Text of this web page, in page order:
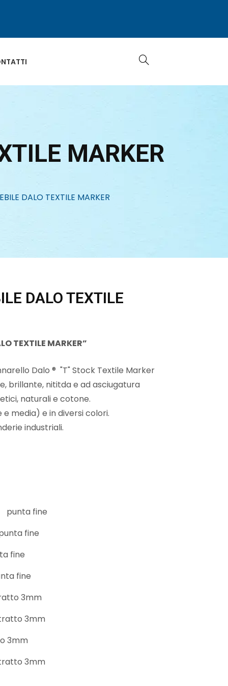
MARKER
DALO TEXTILE MARKER
DALO TEXTILE
TEXTILE MARKER”
Dalo ® "T" Stock Textile Marker
brillante, nititda e ad asciugatura
naturali e cotone.
media) e in diversi colori.
industriali.
punta fine
fine
fine
fine
3mm
3mm
3mm
3mm